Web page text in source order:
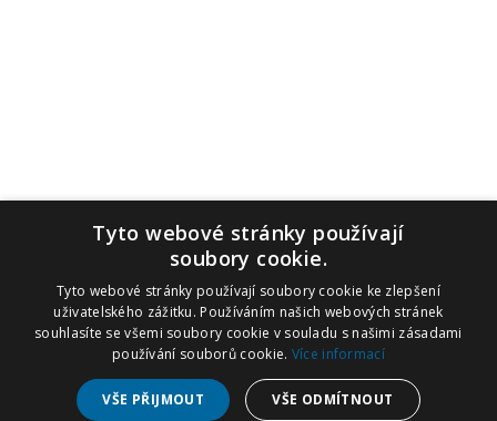
Tyto webové stránky používají
soubory cookie.
Tyto webové stránky používají soubory cookie ke zlepšení
uživatelského zážitku. Používáním našich webových stránek
souhlasíte se všemi soubory cookie v souladu s našimi zásadami
používání souborů cookie. Více informací
VŠE PŘIJMOUT VŠE ODMÍTNOUT